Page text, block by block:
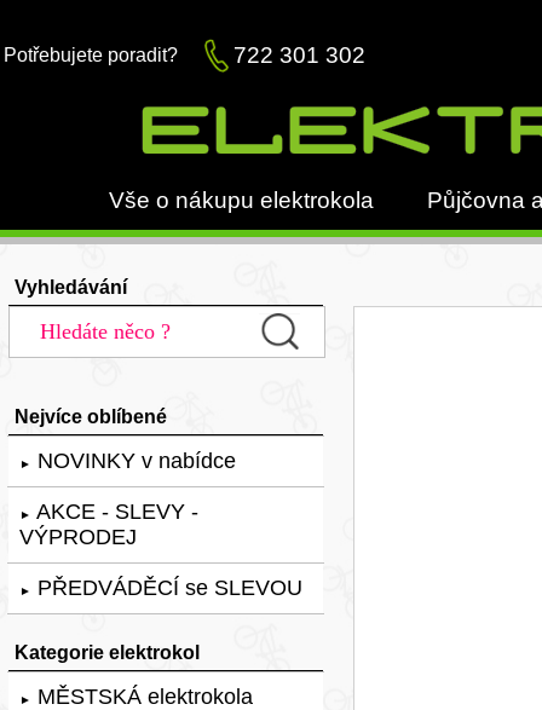
Potřebujete poradit? 722 301 302
Vše o nákupu elektrokola Půjčovna
Vyhledávání
Nejvíce oblíbené
► NOVINKY v nabídce
► AKCE - SLEVY -
VÝPRODEJ
► PŘEDVÁDĚCÍ se SLEVOU
Kategorie elektrokol
► MĚSTSKÁ elektrokola